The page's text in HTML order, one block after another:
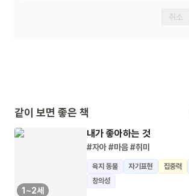
취소
같이 보면 좋은 책
1~2세
내가 좋아하는 것
#자아#마음#취미
육지 동물 자기표현 집중력
창의성